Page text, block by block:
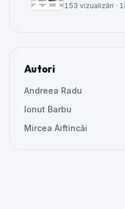
când mai
153 vizualizări ·
Autori
Andreea Radu
Ionut Barbu
Mircea Aiftincăi